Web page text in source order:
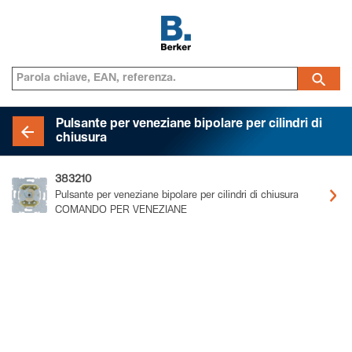
Pulsante per veneziane bipolare per cilindri di
chiusura
383210
Pulsante per veneziane bipolare per cilindri di chiusura
COMANDO PER VENEZIANE